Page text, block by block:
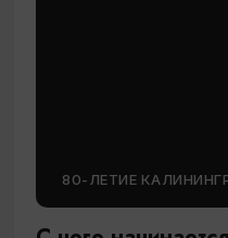
80-ЛЕТИЕ